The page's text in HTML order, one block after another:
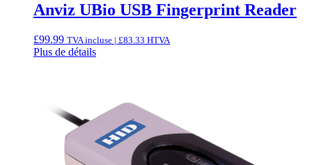
Anviz UBio USB Fingerprint Reader
£99.99 TVA incluse | £83.33 HTVA
Plus de détails